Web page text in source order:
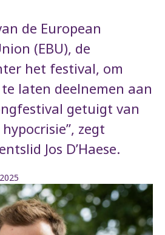
de European
(EBU), de
het festival, om
laten deelnemen aan
getuigt van
zegt
Jos D’Haese.